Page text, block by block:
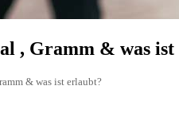
, Gramm & was
& was ist erlaubt?